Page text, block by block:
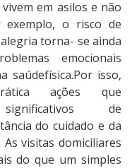
em asilos e não
exemplo, o risco de
torna- se ainda
emocionais
saúdefísica.Por isso,
ações que
significativos de
do cuidado e da
visitas domiciliares
do que um simples